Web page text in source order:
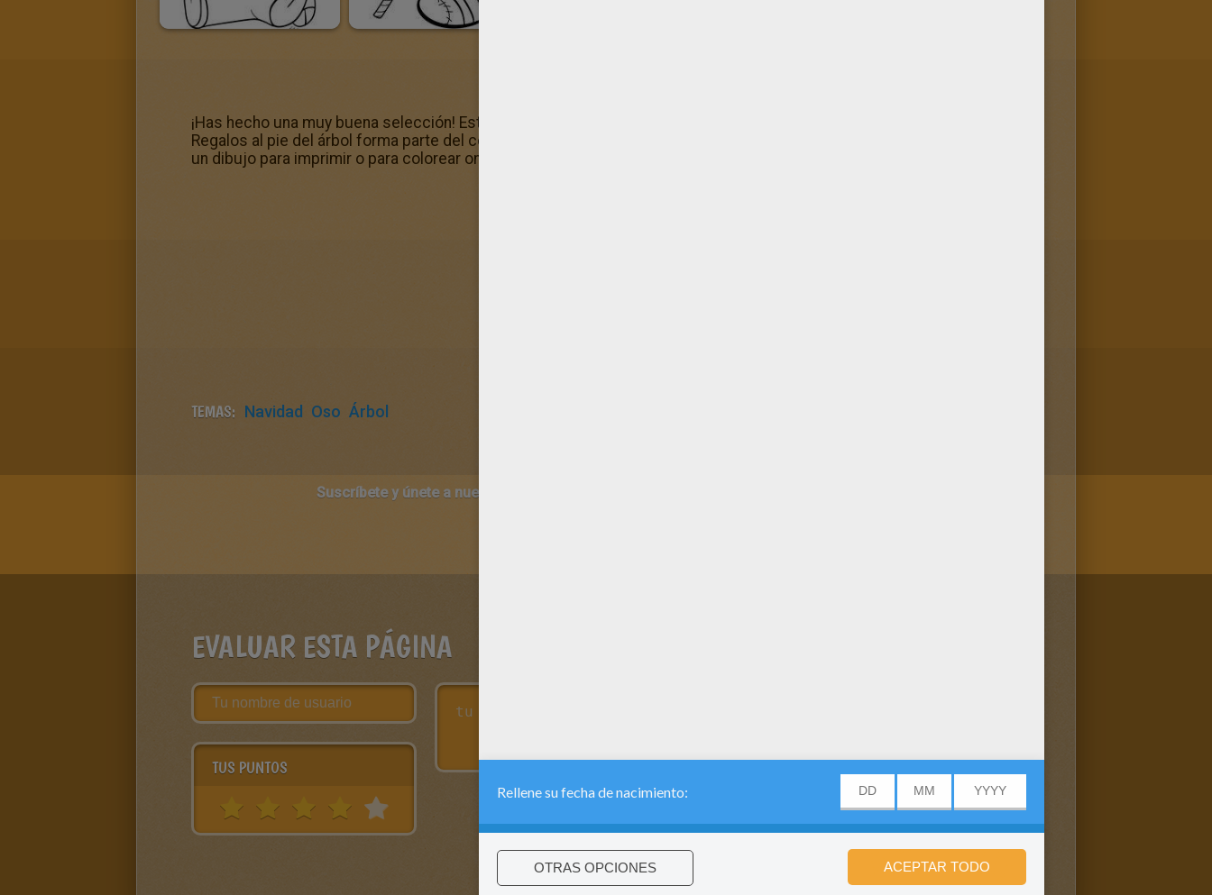
¡Has hecho una muy buena selección! Este Regalos al pie del árbol es un dibujo para colorear muy bonito. Este diseño
Regalos al pie del árbol forma parte del conjunto de OSO NAVIDAD para colorear que te proponemos en Hellokids. Es
un dibujo para imprimir o para colorear online.
TEMAS: Navidad Oso Árbol
Suscríbete y únete a nuestro canal de vídeos para niños en Youtube:
EVALUAR ESTA PÁGINA
TUS PUNTOS